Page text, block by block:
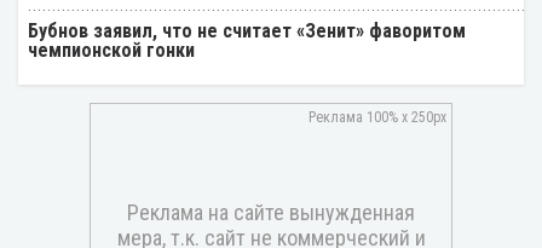
Бубнов заявил, что не считает «Зенит» фаворитом
чемпионской гонки